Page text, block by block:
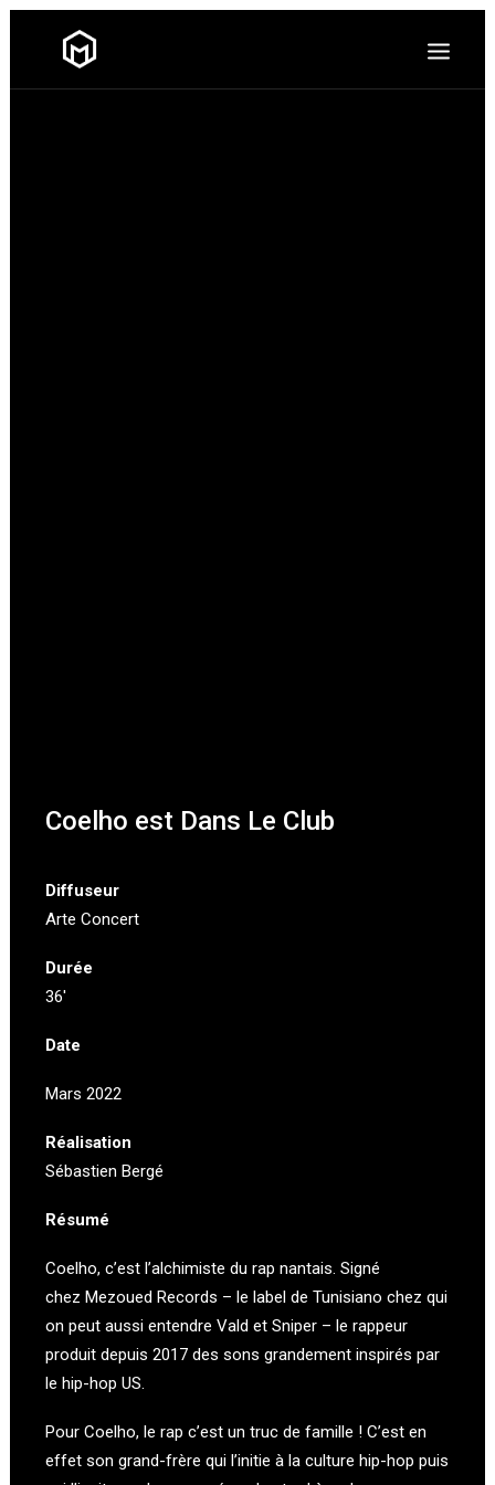
Coelho est Dans Le Club
Diffuseur
Arte Concert
Durée
36′
Date
Mars 2022
Réalisation
Sébastien Bergé
Résumé
Coelho, c’est l’alchimiste du rap nantais. Signé
chez Mezoued Records – le label de Tunisiano chez qui
on peut aussi entendre Vald et Sniper – le rappeur
produit depuis 2017 des sons grandement inspirés par
le hip-hop US.
Pour Coelho, le rap c’est un truc de famille ! C’est en
effet son grand-frère qui l’initie à la culture hip-hop puis